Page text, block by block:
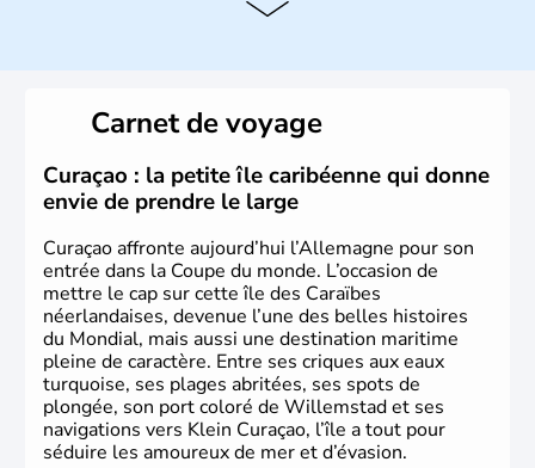
lesquelles bénéficient d'une grande autonomie. Le pays
peut se targuer de grands noms qu'il a vu naître dans tous
les domaines, des arts à la politique en passant par la
philosophie. Hertz, Gutenberg, Heidegger, Thomas Mann,
Herman Hesse ou bien Hegel en font partie.
Carnet de voyage
Curaçao : la petite île caribéenne qui donne
envie de prendre le large
Curaçao affronte aujourd’hui l’Allemagne pour son
entrée dans la Coupe du monde. L’occasion de
mettre le cap sur cette île des Caraïbes
néerlandaises, devenue l’une des belles histoires
du Mondial, mais aussi une destination maritime
pleine de caractère. Entre ses criques aux eaux
turquoise, ses plages abritées, ses spots de
plongée, son port coloré de Willemstad et ses
navigations vers Klein Curaçao, l’île a tout pour
séduire les amoureux de mer et d’évasion.